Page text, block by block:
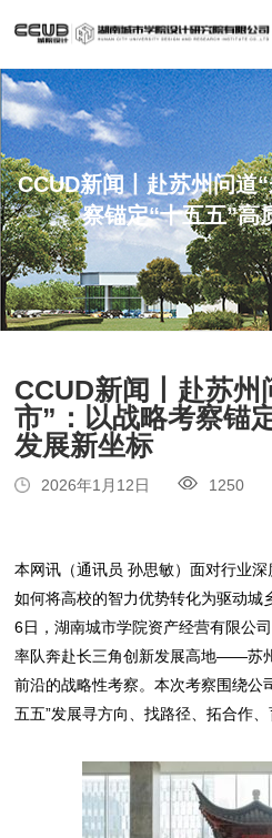
CCUD新闻丨赴苏州问道
察锚定“十五五”高
CCUD新闻丨赴苏州
市”：以战略考察锚
发展新坐标
2026年1月12日 1250
本网讯（通讯员 孙思敏）面对行业深
如何将高校的智力优势转化为驱动城
6日，湖南城市学院资产经营有限公
率队奔赴长三角创新发展高地——苏
前沿的战略性考察。本次考察围绕公
五五”发展寻方向、找路径、拓合作、